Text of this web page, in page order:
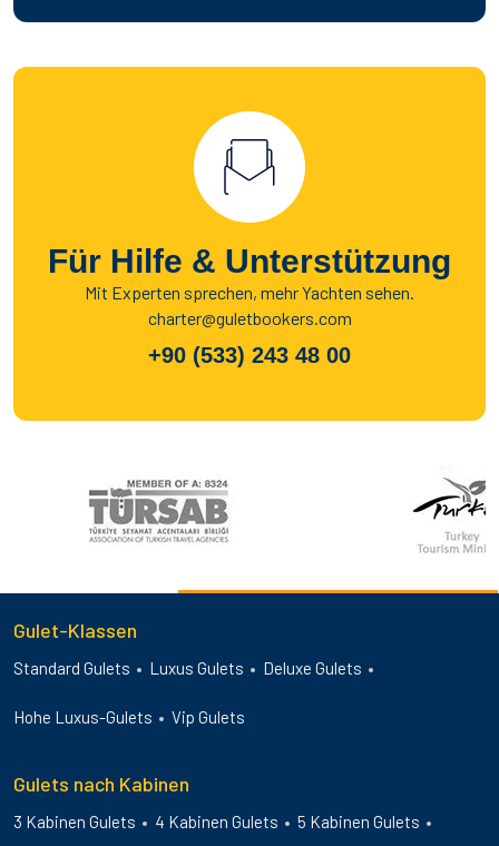
Für Hilfe & Unterstützung
Mit Experten sprechen, mehr Yachten sehen.
charter@guletbookers.com
+90 (533) 243 48 00
Gulet-Klassen
Standard Gulets Luxus Gulets Deluxe Gulets
Hohe Luxus-Gulets Vip Gulets
Gulets nach Kabinen
3 Kabinen Gulets 4 Kabinen Gulets 5 Kabinen Gulets